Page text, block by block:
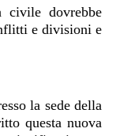
civile dovrebbe
e divisioni e
la sede della
questa nuova